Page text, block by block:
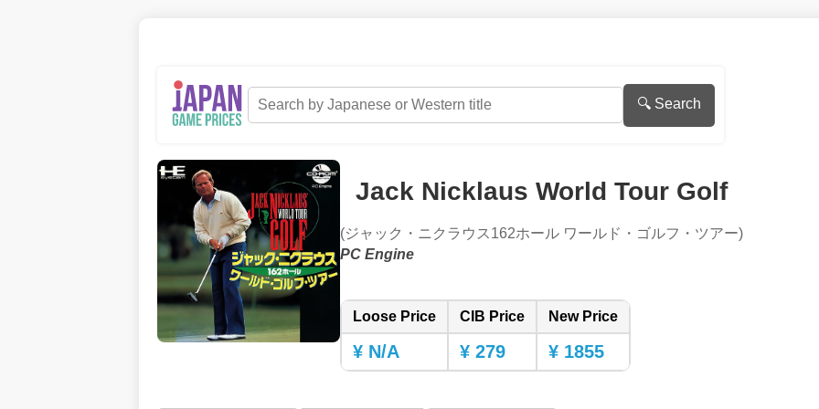
🔍 Search
Jack Nicklaus World Tour Golf
(ジャック・ニクラウス162ホール ワールド・ゴルフ・ツアー)
PC Engine
Loose Price CIB Price New Price
¥ N/A ¥ 279 ¥ 1855